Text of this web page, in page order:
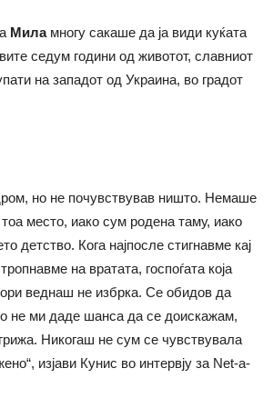
Миламногу сакаше да ја види куќата
седум години од животот, славниот
на западот од Украина, во градот
но не почувствував ништо. Немаше
место, иако сум родена таму, иако
детство. Кога најпосле стигнавме кај
на вратата, госпоѓата која
веднаш не избрка. Се обидов да
не ми даде шанса да се доискажам,
Никогаш не сум се чувствувала
изјави Кунис во интервју за Net-a-